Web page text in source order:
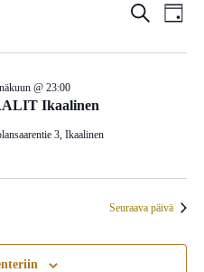
Etsi
Päivä
Ikaalinen
@ 23:00
3, Ikaalinen
Seuraava päivä